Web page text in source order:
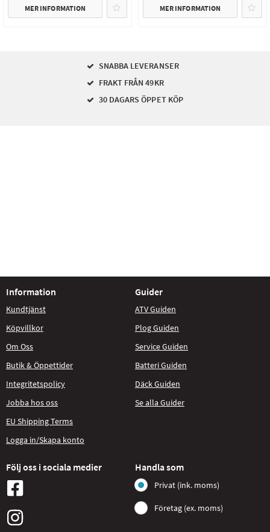
MER INFORMATION MER INFORMATION
SNABBA LEVERANSER
FRAKT FRÅN 49KR
30 DAGARS ÖPPET KÖP
Information
Kundtjänst
Köpvillkor
Om Oss
Butik & Öppettider
Integritetspolicy
Jobba hos oss
EU Shipping Terms
Logga in/Skapa konto
Guider
ATV Guiden
Plog Guiden
Service Guiden
Batteri Guiden
Däck Guiden
Se alla Guider
Följ oss i sociala medier Handla som
Privat (ink. moms)
Företag (ex. moms)